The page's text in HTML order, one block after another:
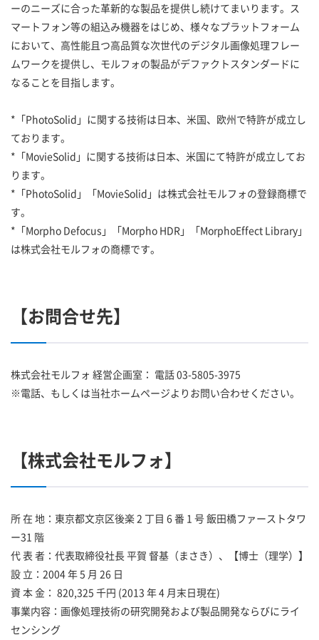
ーのニーズに合った革新的な製品を提供し続けてまいります。ス
マートフォン等の組込み機器をはじめ、様々なプラットフォーム
において、高性能且つ高品質な次世代のデジタル画像処理フレー
ムワークを提供し、モルフォの製品がデファクトスタンダードに
なることを目指します。
*「PhotoSolid」に関する技術は日本、米国、欧州で特許が成立し
ております。
*「MovieSolid」に関する技術は日本、米国にて特許が成立してお
ります。
*「PhotoSolid」「MovieSolid」は株式会社モルフォの登録商標で
す。
*「Morpho Defocus」「Morpho HDR」「MorphoEffect Library」
は株式会社モルフォの商標です。
【お問合せ先】
株式会社モルフォ 経営企画室： 電話 03-5805-3975
※電話、もしくは当社ホームページよりお問い合わせください。
【株式会社モルフォ】
所 在 地：東京都文京区後楽 2 丁目 6 番 1 号 飯田橋ファーストタワ
ー31 階
代 表 者：代表取締役社長 平賀 督基（まさき）、【博士（理学）】
設 立：2004 年 5 月 26 日
資 本 金： 820,325 千円 (2013 年 4 月末日現在)
事業内容：画像処理技術の研究開発および製品開発ならびにライ
センシング